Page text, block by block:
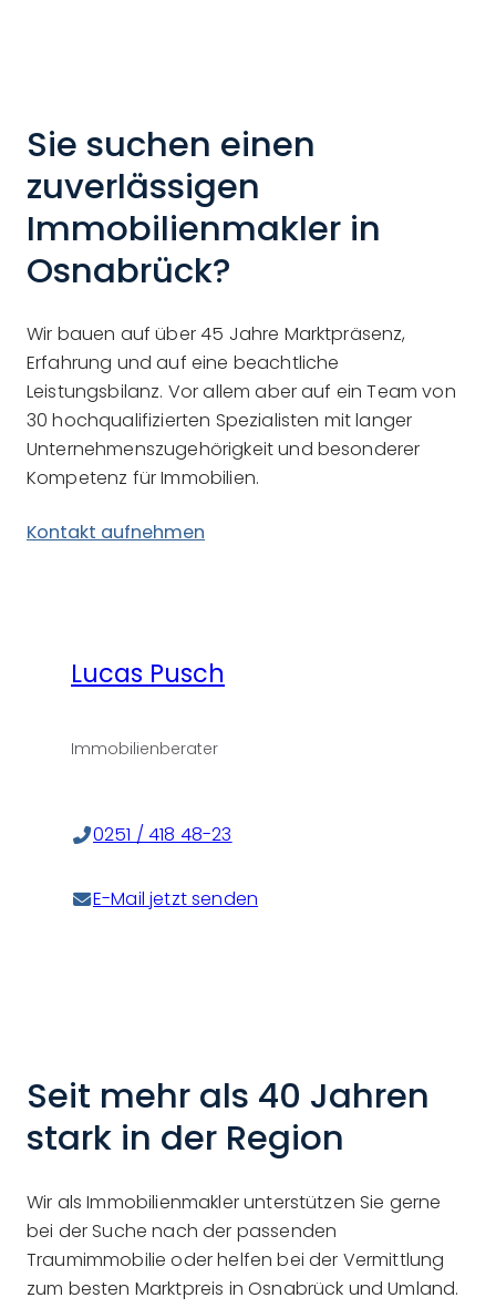
Sie suchen einen
zuverlässigen
Immobilienmakler in
Osnabrück?
Wir bauen auf über 45 Jahre Marktpräsenz,
Erfahrung und auf eine beachtliche
Leistungsbilanz. Vor allem aber auf ein Team von
30 hochqualifizierten Spezialisten mit langer
Unternehmenszugehörigkeit und besonderer
Kompetenz für Immobilien.
Kontakt aufnehmen
Lucas Pusch
Immobilienberater
0251 / 418 48-23
E-Mail jetzt senden
Seit mehr als 40 Jahren
stark in der Region
Wir als Immobilienmakler unterstützen Sie gerne
bei der Suche nach der passenden
Traumimmobilie oder helfen bei der Vermittlung
zum besten Marktpreis in Osnabrück und Umland.